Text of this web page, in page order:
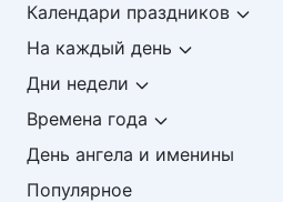
Календари праздников
На каждый день
Дни недели
Времена года
День ангела и именины
Популярное